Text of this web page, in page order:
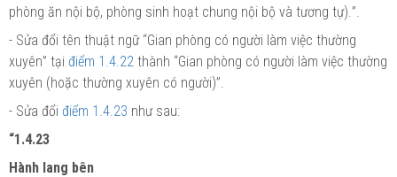
phòng ăn nội bộ, phòng sinh hoạt chung nội bộ và tương tự). ”
- Sửa đổi tên thuật ngữ “Gian phòng có người làm việc thường
xuyên” tại điểm 1.4.22 thành “Gian phòng có người làm việc thường
xuyên (hoặc thường xuyên có người)”.
- Sửa đổi điểm 1.4.23 như sau:
“1.4.23
Hành lang bên